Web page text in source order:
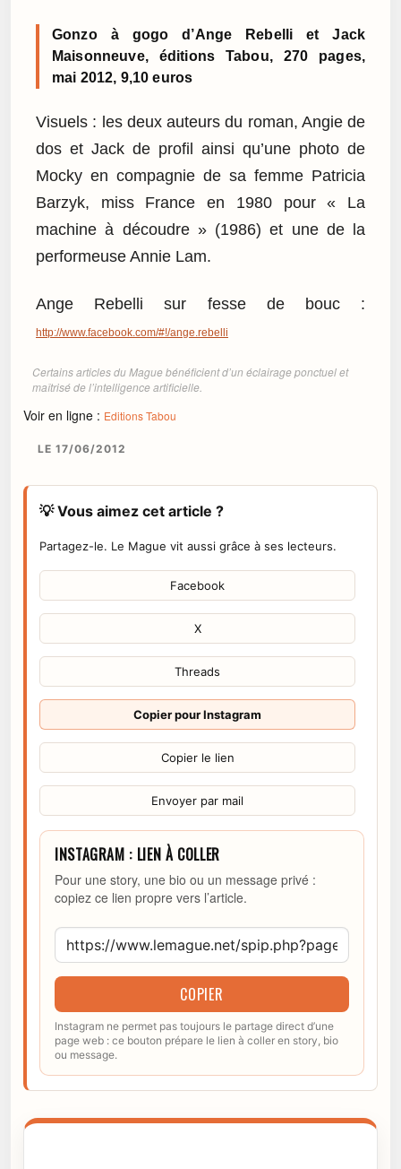
Gonzo à gogo d’Ange Rebelli et Jack
Maisonneuve, éditions Tabou, 270 pages,
mai 2012, 9,10 euros
Visuels : les deux auteurs du roman, Angie de
dos et Jack de profil ainsi qu’une photo de
Mocky en compagnie de sa femme Patricia
Barzyk, miss France en 1980 pour « La
machine à découdre » (1986) et une de la
performeuse Annie Lam.
Ange Rebelli sur fesse de bouc :
http://www.facebook.com/#!/ange.rebelli
Certains articles du Mague bénéficient d’un éclairage ponctuel et
maîtrisé de l’intelligence artificielle.
Voir en ligne : Editions Tabou
LE 17/06/2012
💡 Vous aimez cet article ?
Partagez-le. Le Mague vit aussi grâce à ses lecteurs.
Facebook
X
Threads
Copier pour Instagram
Copier le lien
Envoyer par mail
INSTAGRAM : LIEN À COLLER
Pour une story, une bio ou un message privé :
copiez ce lien propre vers l’article.
COPIER
Instagram ne permet pas toujours le partage direct d’une
page web : ce bouton prépare le lien à coller en story, bio
ou message.